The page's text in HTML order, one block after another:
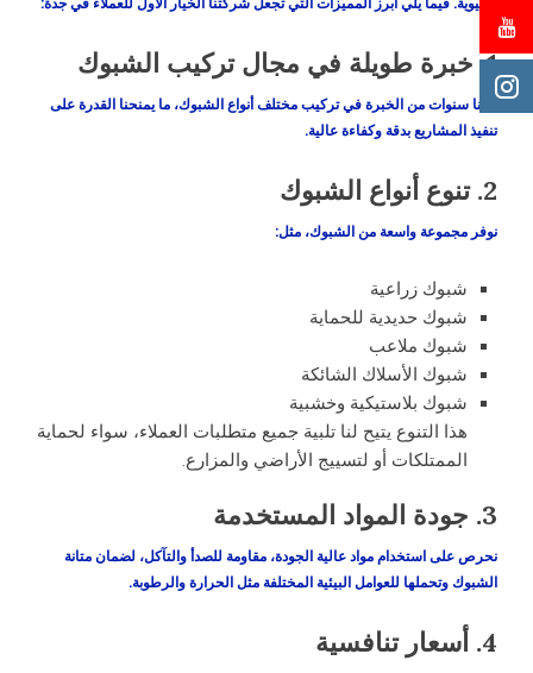
الحيوية. فيما يلي أبرز المميزات التي تجعل شركتنا الخيار الأول للعملاء في جدة:
1. خبرة طويلة في مجال تركيب الشبوك
لدينا سنوات من الخبرة في تركيب مختلف أنواع الشبوك، ما يمنحنا القدرة على
تنفيذ المشاريع بدقة وكفاءة عالية.
2. تنوع أنواع الشبوك
نوفر مجموعة واسعة من الشبوك، مثل:
شبوك زراعية
شبوك حديدية للحماية
شبوك ملاعب
شبوك الأسلاك الشائكة
شبوك بلاستيكية وخشبية
هذا التنوع يتيح لنا تلبية جميع متطلبات العملاء، سواء لحماية
الممتلكات أو لتسييج الأراضي والمزارع.
3. جودة المواد المستخدمة
نحرص على استخدام مواد عالية الجودة، مقاومة للصدأ والتآكل، لضمان متانة
الشبوك وتحملها للعوامل البيئية المختلفة مثل الحرارة والرطوبة.
4. أسعار تنافسية